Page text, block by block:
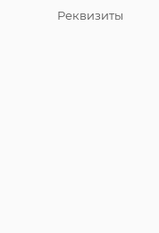
Реквизиты